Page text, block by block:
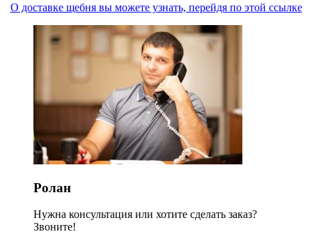
О доставке щебня вы можете узнать, перейдя по этой ссылке
Ролан
Нужна консультация или хотите сделать заказ?
Звоните!